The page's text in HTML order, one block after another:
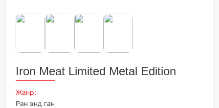
Iron Meat Limited Metal Edition
Жанр:
Ран энд ган